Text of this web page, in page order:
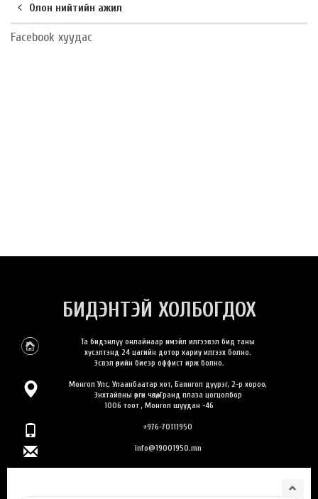
Олон нийтийн ажил
Facebook хуудас
БИДЭНТЭЙ ХОЛБОГДОХ
Та бидэнлүү онлайнаар имэйл илгээвэл бид таны
хүсэлтэнд 24 цагийн дотор хариу илгээх болно.
Эсвэл өөрийн биеэр оффист ирж болно.
Монгол Улс, Улаанбаатар хот, Баянгол дүүрэг, 2-р хороо,
Энхтайвны өргөн чөлөө, Гранд плаза цогцолбор
1006 тоот , Монгол шуудан -46
+976-70111950
info@19001950.mn